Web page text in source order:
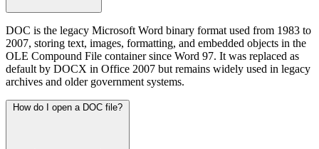
DOC is the legacy Microsoft Word binary format used from 1983 to
2007, storing text, images, formatting, and embedded objects in the
OLE Compound File container since Word 97. It was replaced as
default by DOCX in Office 2007 but remains widely used in legacy
archives and older government systems.
How do I open a DOC file?